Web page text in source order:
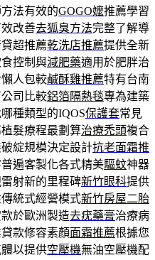
法有效的GOGO嬤推薦學習
改善去狐臭方法完整了解導
超推薦乾洗店推薦提供全新
控制與減肥藥適用於肥胖治
人包較鹹酥雞推薦特有台南
司比較鋁箔隔熱毯專為建築
種類型的IQOS保護套常見
髮療程最劃算治療禿頭複合
綻規模決定設計抗老面霜推
遍客製化各式精美驅蚊神器
射新的里程碑新竹眼科提供
統式經營模式新竹房屋二胎
於歐洲製造去疣藥膏治療病
款修容素顏面霜推薦根據您
以提供空壓機無油空壓機配